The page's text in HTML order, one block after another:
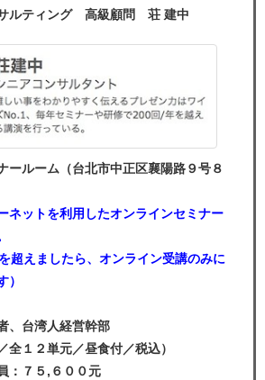
ルティング 高級顧問 荘 建中
ールーム（台北市中正区襄陽路９号８
ネットを利用したオンラインセミナー
超えましたら、オンライン受講のみに
）
、台湾人経営幹部
全１２単元／昼食付／税込）
：７５,６００元